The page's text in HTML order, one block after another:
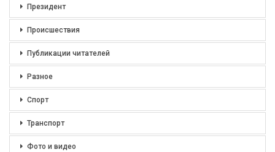
Президент
Происшествия
Публикации читателей
Разное
Спорт
Транспорт
Фото и видео